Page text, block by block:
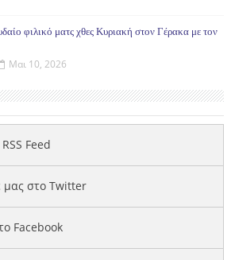
φιλικό ματς χθες Κυριακή στον Γέρακα με τον
Μαι 10, 2026
Feed
μας στο Twitter
Facebook